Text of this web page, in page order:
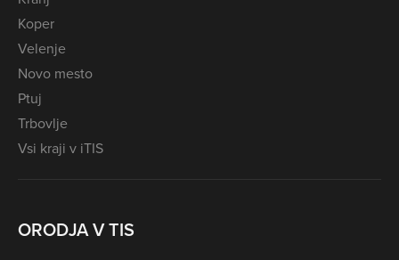
Koper
Velenje
Novo mesto
Ptuj
Trbovlje
Vsi kraji v iTIS
ORODJA V TIS